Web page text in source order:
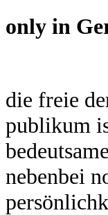
only in
die freie
publikum
nebenbei